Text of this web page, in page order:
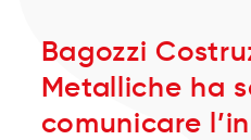
Bagozzi
Metalliche ha
comunicare